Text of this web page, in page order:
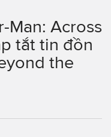
Man: Across
tắt tin đồn
the